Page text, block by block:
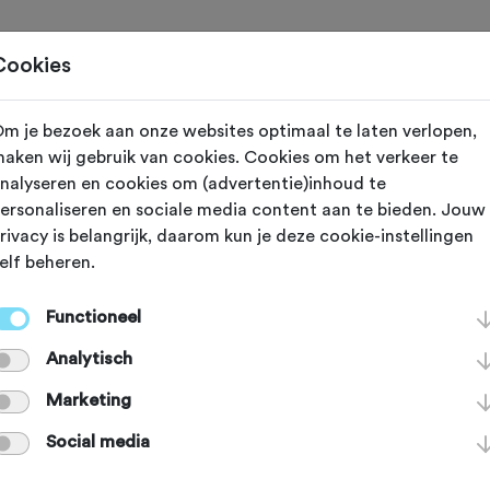
Gewijzigd op 19 juni 2024
MTB-
hebben regelmatig onderhoud
blijven. Dat onderhoud
je bezoek aan onze websites optimaal te laten verlopen,
wij gebruik van cookies. Cookies om het verkeer te
en cookies om (advertentie)inhoud te
en sociale media content aan te bieden. Jouw
is belangrijk, daarom kun je deze cookie-instellingen
beheren.
Functioneel
Analytisch
Marketing
Social media